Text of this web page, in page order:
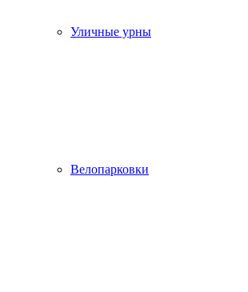
Уличные урны
Велопарковки